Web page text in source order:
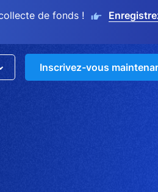
de fonds !
Inscrivez-vous